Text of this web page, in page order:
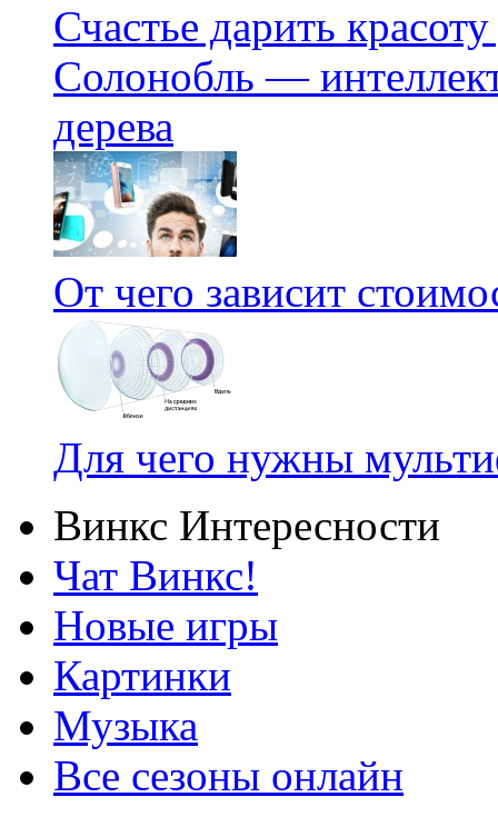
Счастье дарить
Солонобль —
дерева
От чего зависит
Для чего нужны
Винкс Интересности
Чат Винкс!
Новые игры
Картинки
Музыка
Все сезоны онлайн